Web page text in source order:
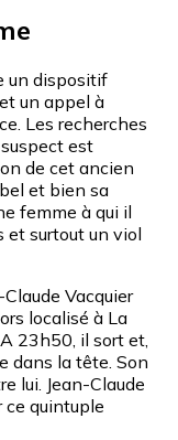
un dispositif
un appel à
Les recherches
est
de cet ancien
et bien sa
femme à qui il
et surtout un viol
Vacquier
localisé à La
23h50, il sort et,
dans la tête. Son
lui. Jean-Claude
ce quintuple